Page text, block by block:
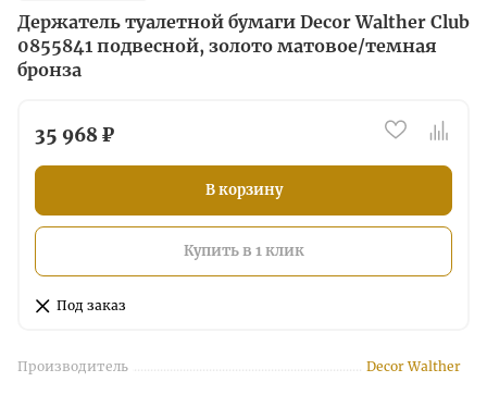
Держатель туалетной бумаги Decor Walther Club
0855841 подвесной, золото матовое/темная
бронза
35 968 ₽
В корзину
Купить в 1 клик
Под заказ
Производитель Decor Walther